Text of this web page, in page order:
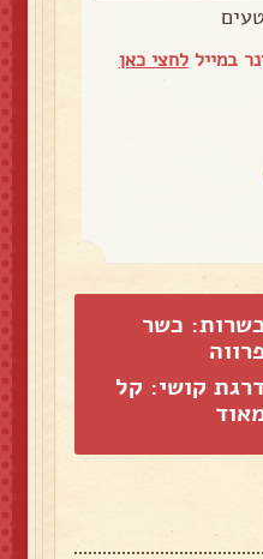
במייללחצי כאן
כשרות: כשר
פרווה
קושי: קל